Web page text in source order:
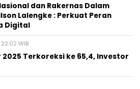
dan Rakernas Dalam
Lalengke : Perkuat Peran
Digital
WIB
2025 Terkoreksi ke 65,4, Investor